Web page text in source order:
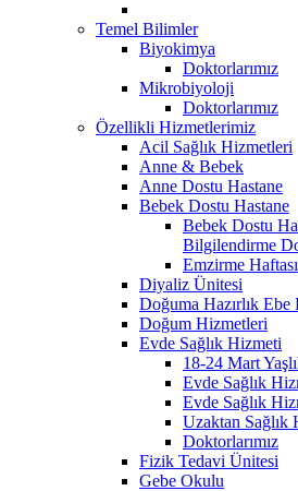
Temel Bilimler
Biyokimya
Doktorlarımız
Mikrobiyoloji
Doktorlarımız
Özellikli Hizmetlerimiz
Acil Sağlık Hizmetleri
Anne & Bebek
Anne Dostu Hastane
Bebek Dostu Hastane
Bebek Dostu
Bilgilendirme
Emzirme
Diyaliz Ünitesi
Doğuma Hazırlık
Doğum Hizmetleri
Evde Sağlık Hizmeti
18-24 Mart
Evde Sağlık
Evde Sağlık
Uzaktan Sağlık
Doktorlarımız
Fizik Tedavi Ünitesi
Gebe Okulu